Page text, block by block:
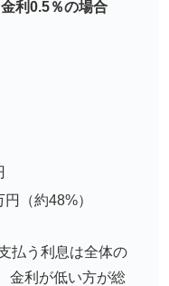
利0.5％の場合
（約48%）
払う利息は全体の
金利が低い方が総